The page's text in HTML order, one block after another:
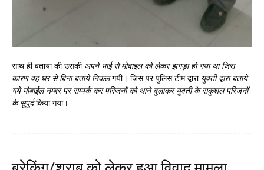
साथ ही बताया की उसकी अपने भाई से मोबाइल को लेकर झगड़ा हो गया था जिस
कारण वह घर से बिना बताये निकलगयी। जिस पर पुलिस टीम द्वारा युवती द्बारा बताये
गये मोबाईल नम्बर पर सम्पर्क कर परिजनों को थाने बुलाकर युवती के सकुशल परिजनों
के सुपुर्दकिया गया।